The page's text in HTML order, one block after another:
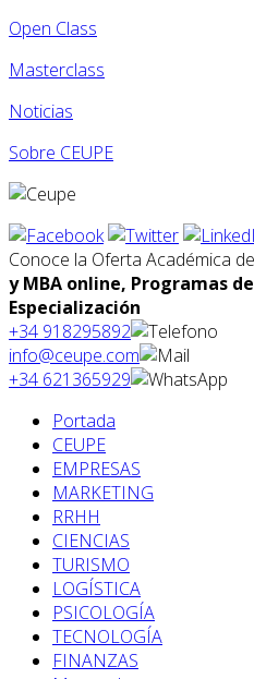
Open Class
Masterclass
Noticias
Sobre CEUPE
Conoce la Oferta Académica
y MBA online, Programas
Especialización
+34 918295892
info@ceupe.com
+34 621365929
Portada
CEUPE
EMPRESAS
MARKETING
RRHH
CIENCIAS
TURISMO
LOGÍSTICA
PSICOLOGÍA
TECNOLOGÍA
FINANZAS